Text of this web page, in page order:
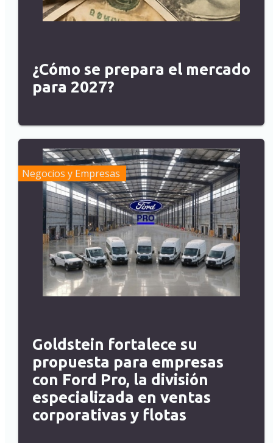
¿Cómo se prepara el mercado
para 2027?
Negocios y Empresas
Goldstein fortalece su
propuesta para empresas
con Ford Pro, la división
especializada en ventas
corporativas y flotas